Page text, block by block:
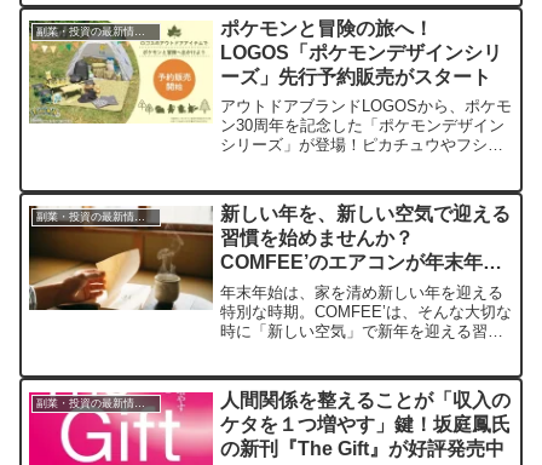
イン先取り商品も登場。さらに、ハズレ
なしの新年運試し企画で、お買い物に使
えるポイントが当たります。新年の始ま
りを甘いスイーツと共に、お得に彩りま
しょう！
副業・投資の最新情報まとめ
ポケモンと冒険の旅へ！
LOGOS「ポケモンデザインシリ
ーズ」先行予約販売がスタート
アウトドアブランドLOGOSから、ポケモ
ン30周年を記念した「ポケモンデザイン
シリーズ」が登場！ピカチュウやフシギ
開始されました。この春のアウトドアを
ポケモンたちと一緒に楽しみましょう。
副業・投資の最新情報まとめ
新しい年を、新しい空気で迎える
習慣を始めませんか？
COMFEE’のエアコンが年末年始
特別価格で登場
年末年始は、家を清め新しい年を迎える
特別な時期。COMFEE’は、そんな大切な
時に「新しい空気」で新年を迎える習慣
に入るチャンスです。
人間関係を整えることが「収入の
ケタを１つ増やす」鍵！坂庭鳳氏
の新刊『The Gift』が好評発売中